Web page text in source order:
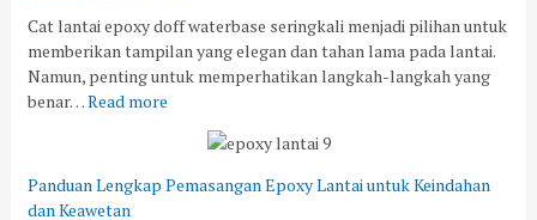
Cat lantai epoxy doff waterbase seringkali menjadi pilihan untuk
memberikan tampilan yang elegan dan tahan lama pada lantai.
Namun, penting untuk memperhatikan langkah-langkah yang
benar…Read more
Panduan Lengkap Pemasangan Epoxy Lantai untuk Keindahan
dan Keawetan